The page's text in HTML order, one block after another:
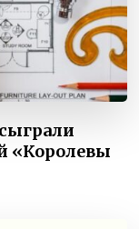
«Королевы